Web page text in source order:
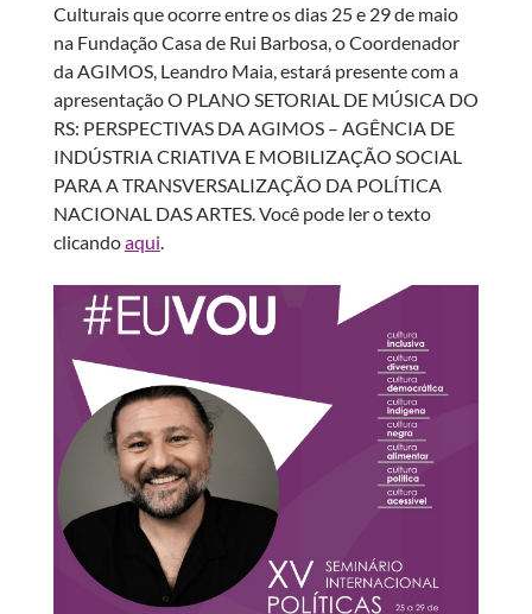
Culturais que ocorre entre os dias 25 e 29 de maio
na Fundação Casa de Rui Barbosa, o Coordenador
da AGIMOS, Leandro Maia, estará presente com a
apresentação O PLANO SETORIAL DE MÚSICA DO
RS: PERSPECTIVAS DA AGIMOS – AGÊNCIA DE
INDÚSTRIA CRIATIVA E MOBILIZAÇÃO SOCIAL
PARA A TRANSVERSALIZAÇÃO DA POLÍTICA
NACIONAL DAS ARTES. Você pode ler o texto
clicandoaqui